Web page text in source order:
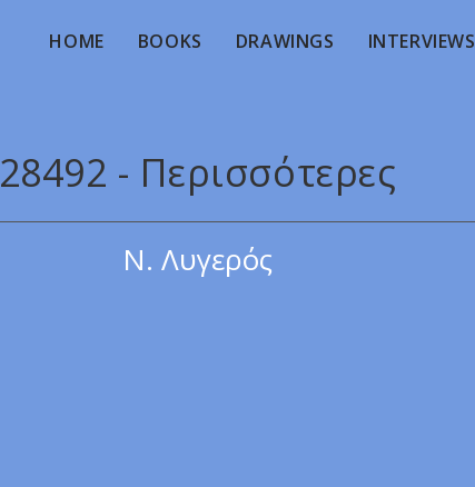
HOME BOOKS DRAWINGS INTERVIEWS
28492 - Περισσότερες
Ν. Λυγερός